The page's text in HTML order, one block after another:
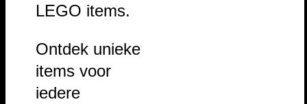
LEGO items.
Ontdek unieke
items voor
iedere